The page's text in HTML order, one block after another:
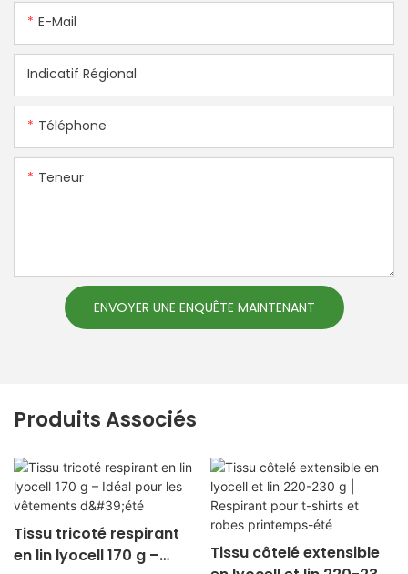
E-Mail
Indicatif Régional
Téléphone
Teneur
ENVOYER UNE ENQUÊTE MAINTENANT
Produits Associés
Tissu tricoté respirant
en lin lyocell 170 g –
Tissu côtelé extensible